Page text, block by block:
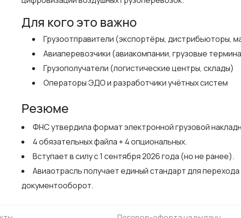
Для кого это важно
Грузоотправители (экспортёры, дистрибьюторы,
Авиаперевозчики (авиакомпании, грузовые
Грузополучатели (логистические центры, склады)
Операторы ЭДО и разработчики учётных систем
Резюме
ФНС утвердила формат электронной грузовой
4 обязательных файла + 4 опциональных.
Вступает в силу с 1 сентября 2026 года (но не ранее).
Авиаотрасль получает единый стандарт для
документооборот.